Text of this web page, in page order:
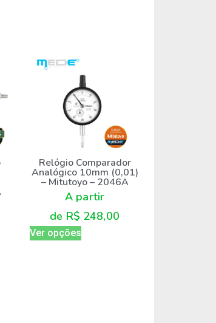
Relógio Comparador
Analógico 10mm (0,01)
– Mitutoyo – 2046A
A partir
de R$ 248,00
Ver opções